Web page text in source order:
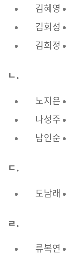
김혜영
김회성
김희정
ㄴ.
노지은
나성주
남인순
ㄷ.
도남래
ㄹ.
류복연